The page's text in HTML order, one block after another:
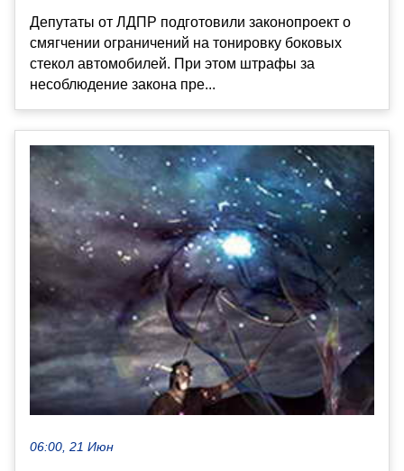
Депутаты от ЛДПР подготовили законопроект о
смягчении ограничений на тонировку боковых
стекол автомобилей. При этом штрафы за
несоблюдение закона пре...
06:00, 21 Июн